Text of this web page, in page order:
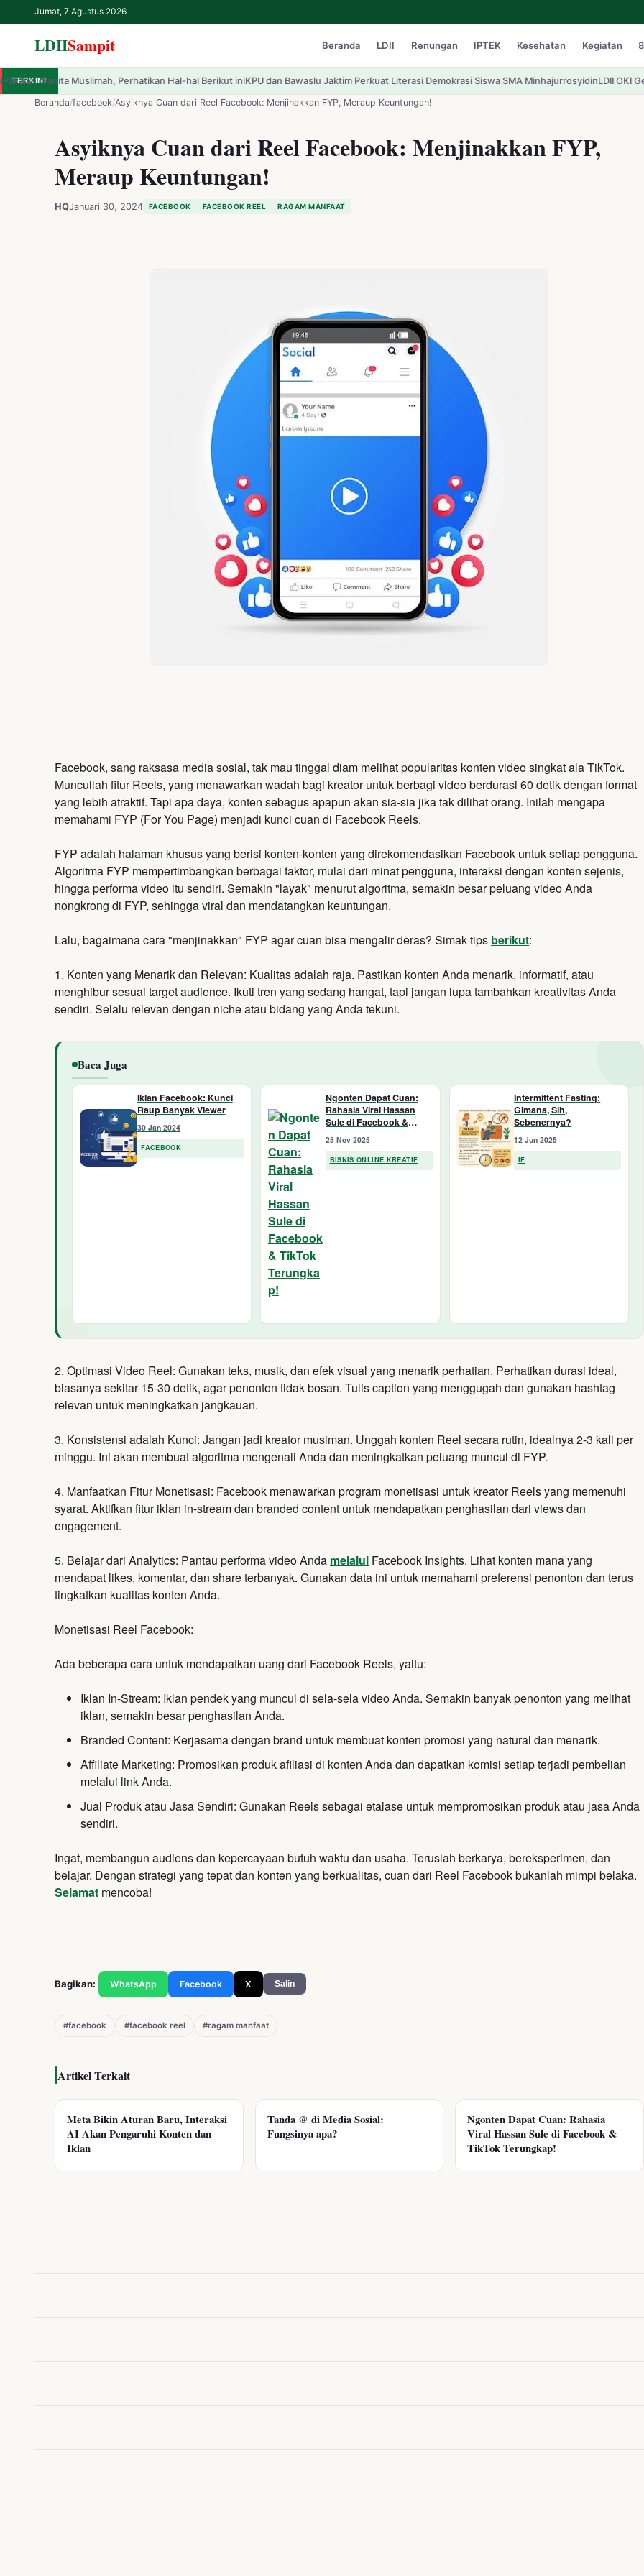
Jumat, 7 Agustus 2026
LDIISampit Beranda LDII Renungan IPTEK Kesehatan Kegiatan
LDIISampit
Beranda
LDII
Renungan
TERKINIPerhatikan Hal-hal Berikut iniKPU dan Bawaslu Jaktim Perkuat Literasi Demokrasi Siswa SMA MinhajurrosyidinLDII OKI Gelar CAI ke-47:
Beranda/facebook/Asyiknya Cuan dari Reel Facebook: Menjinakkan FYP, Meraup Keuntungan!
Asyiknya Cuan dari Reel Facebook: Menjinakkan FYP,
Meraup Keuntungan!
HQJanuari 30, 2024 FACEBOOK FACEBOOK REEL RAGAM MANFAAT
Facebook, sang raksasa media sosial, tak mau tinggal diam melihat popularitas konten video singkat ala TikTok.
Muncullah fitur Reels, yang menawarkan wadah bagi kreator untuk berbagi video berdurasi 60 detik dengan format
yang lebih atraktif. Tapi apa daya, konten sebagus apapun akan sia-sia jika tak dilihat orang. Inilah mengapa
memahami FYP (For You Page) menjadi kunci cuan di Facebook Reels.
FYP adalah halaman khusus yang berisi konten-konten yang direkomendasikan Facebook untuk setiap pengguna.
Algoritma FYP mempertimbangkan berbagai faktor, mulai dari minat pengguna, interaksi dengan konten sejenis,
hingga performa video itu sendiri. Semakin "layak" menurut algoritma, semakin besar peluang video Anda
nongkrong di FYP, sehingga viral dan mendatangkan keuntungan.
Lalu, bagaimana cara "menjinakkan" FYP agar cuan bisa mengalir deras? Simak tips berikut:
1. Konten yang Menarik dan Relevan: Kualitas adalah raja. Pastikan konten Anda menarik, informatif, atau
menghibur sesuai target audience. Ikuti tren yang sedang hangat, tapi jangan lupa tambahkan kreativitas Anda
sendiri. Selalu relevan dengan niche atau bidang yang Anda tekuni.
Baca Juga
Iklan Facebook: Kunci
Raup Banyak Viewer
30 Jan 2024
FACEBOOK
Ngonten Dapat Cuan:
Rahasia Viral Hassan
Sule di Facebook &
TikTok Terungkap!
25 Nov 2025
BISNIS ONLINE KREATIF
Intermittent Fasting:
Gimana, Sih,
Sebenernya?
12 Jun 2025
IF
2. Optimasi Video Reel: Gunakan teks, musik, dan efek visual yang menarik perhatian. Perhatikan durasi ideal,
biasanya sekitar 15-30 detik, agar penonton tidak bosan. Tulis caption yang menggugah dan gunakan hashtag
relevan untuk meningkatkan jangkauan.
3. Konsistensi adalah Kunci: Jangan jadi kreator musiman. Unggah konten Reel secara rutin, idealnya 2-3 kali per
minggu. Ini akan membuat algoritma mengenali Anda dan meningkatkan peluang muncul di FYP.
4. Manfaatkan Fitur Monetisasi: Facebook menawarkan program monetisasi untuk kreator Reels yang memenuhi
syarat. Aktifkan fitur iklan in-stream dan branded content untuk mendapatkan penghasilan dari views dan
engagement.
5. Belajar dari Analytics: Pantau performa video Anda melalui Facebook Insights. Lihat konten mana yang
mendapat likes, komentar, dan share terbanyak. Gunakan data ini untuk memahami preferensi penonton dan terus
tingkatkan kualitas konten Anda.
Monetisasi Reel Facebook:
Ada beberapa cara untuk mendapatkan uang dari Facebook Reels, yaitu:
Iklan In-Stream: Iklan pendek yang muncul di sela-sela video Anda. Semakin banyak penonton yang melihat
iklan, semakin besar penghasilan Anda.
Branded Content: Kerjasama dengan brand untuk membuat konten promosi yang natural dan menarik.
Affiliate Marketing: Promosikan produk afiliasi di konten Anda dan dapatkan komisi setiap terjadi pembelian
melalui link Anda.
Jual Produk atau Jasa Sendiri: Gunakan Reels sebagai etalase untuk mempromosikan produk atau jasa Anda
sendiri.
Ingat, membangun audiens dan kepercayaan butuh waktu dan usaha. Teruslah berkarya, bereksperimen, dan
belajar. Dengan strategi yang tepat dan konten yang berkualitas, cuan dari Reel Facebook bukanlah mimpi belaka.
Selamat mencoba!
Bagikan: WhatsApp Facebook X Salin
#facebook #facebook reel #ragam manfaat
Artikel Terkait
Meta Bikin Aturan Baru, Interaksi
AI Akan Pengaruhi Konten dan
Iklan
Tanda @ di Media Sosial:
Fungsinya apa?
Ngonten Dapat Cuan: Rahasia
Viral Hassan Sule di Facebook &
TikTok Terungkap!